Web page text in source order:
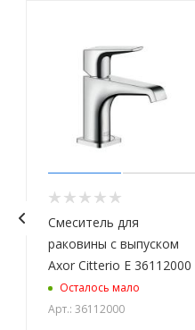
Смеситель для
раковины с выпуском
Axor Citterio E 36112000
Осталось мало
Арт.: 36112000